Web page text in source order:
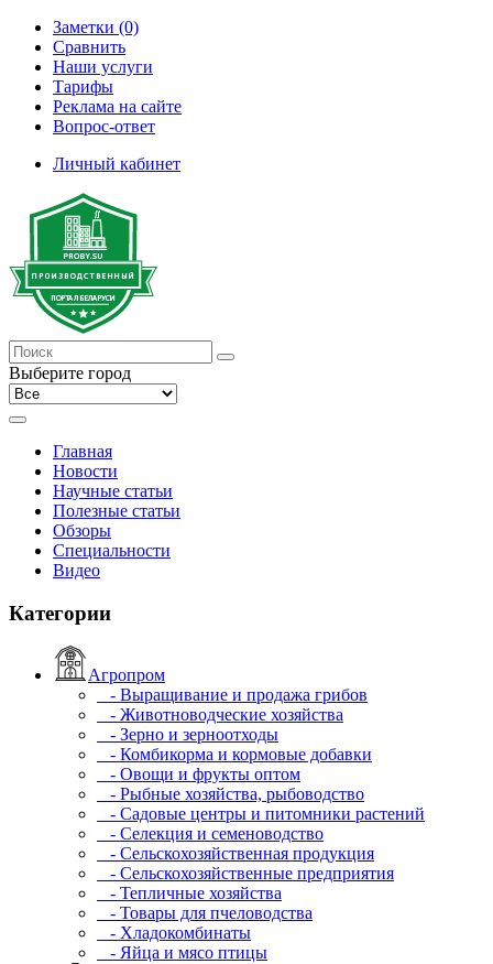
Заметки (0)
Сравнить
Наши услуги
Тарифы
Реклама на сайте
Вопрос-ответ
Личный кабинет
Выберите город
Главная
Новости
Научные статьи
Полезные статьи
Обзоры
Специальности
Видео
Категории
Агропром
- Выращивание и продажа грибов
- Животноводческие хозяйства
- Зерно и зерноотходы
- Комбикорма и кормовые добавки
- Овощи и фрукты оптом
- Рыбные хозяйства, рыбоводство
- Садовые центры и питомники растений
- Селекция и семеноводство
- Сельскохозяйственная продукция
- Сельскохозяйственные предприятия
- Тепличные хозяйства
- Товары для пчеловодства
- Хладокомбинаты
- Яйца и мясо птицы